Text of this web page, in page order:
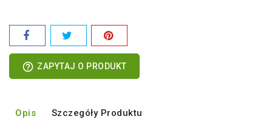
help_outline ZAPYTAJ O PRODUKT
Opis Szczegóły Produktu